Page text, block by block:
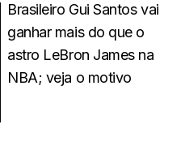
Brasileiro Gui Santos vai
ganhar mais do que o
astro LeBron James na
NBA; veja o motivo